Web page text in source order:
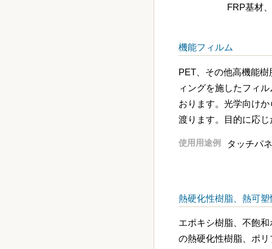
FRP基材
機能フィルム
PET、その他高機能
ィングを施したフィ
おります。光学向け
渡ります。目的に応
使用用途例 タッチパ
熱硬化性樹脂、熱可塑
エポキシ樹脂、不飽
の熱硬化性樹脂、ポ